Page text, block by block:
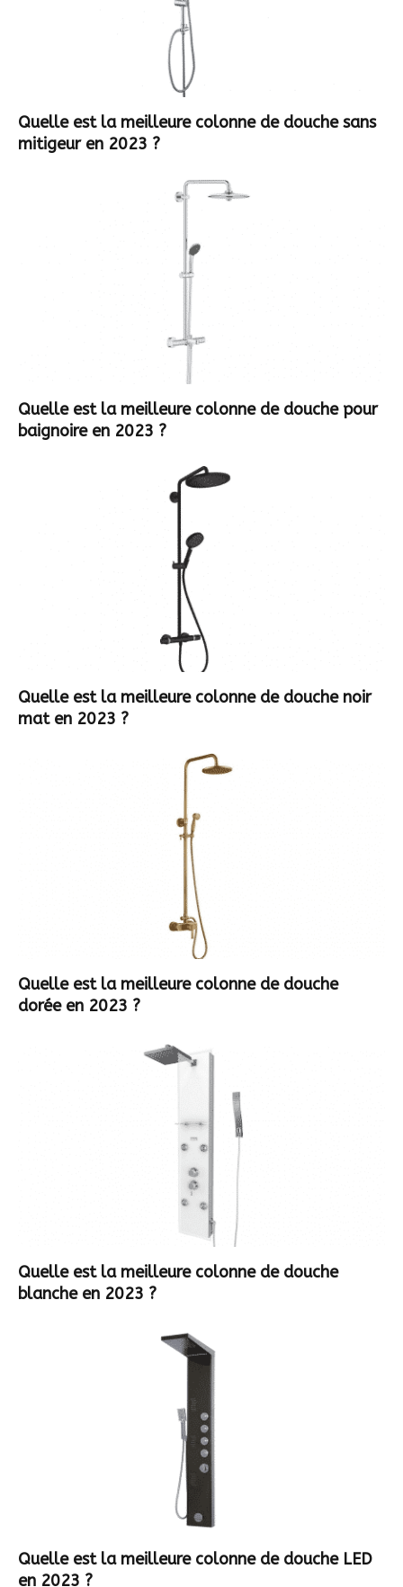
Quelle est la meilleure colonne de douche sans
mitigeur en 2023 ?
Quelle est la meilleure colonne de douche pour
baignoire en 2023 ?
Quelle est la meilleure colonne de douche noir
mat en 2023 ?
Quelle est la meilleure colonne de douche
dorée en 2023 ?
Quelle est la meilleure colonne de douche
blanche en 2023 ?
Quelle est la meilleure colonne de douche LED
en 2023 ?